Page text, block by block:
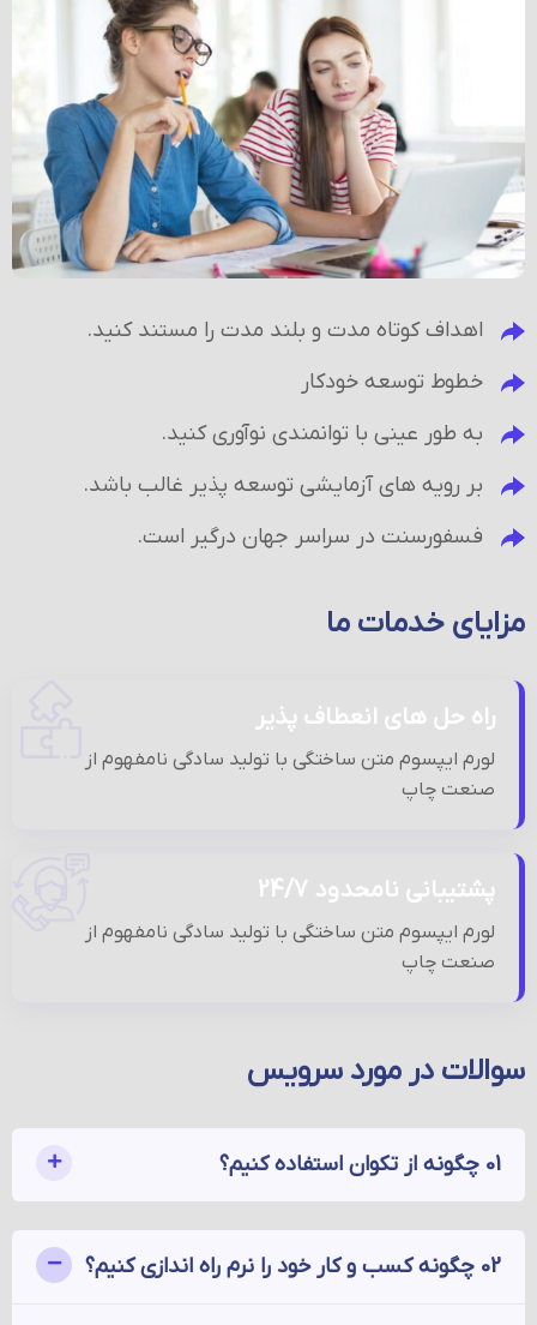
اهداف کوتاه مدت و بلند مدت را مستند کنید.
خطوط توسعه خودکار
به طور عینی با توانمندی نوآوری کنید.
بر رویه های آزمایشی توسعه پذیر غالب باشد.
فسفورسنت در سراسر جهان درگیر است.
مزایای خدمات ما
راه حل های انعطاف پذیر
لورم ایپسوم متن ساختگی با تولید سادگی نامفهوم از
صنعت چاپ
پشتیبانی نامحدود 24/7
لورم ایپسوم متن ساختگی با تولید سادگی نامفهوم از
صنعت چاپ
سوالات در مورد سرویس
01 چگونه از تکوان استفاده کنیم؟
02 چگونه کسب و کار خود را نرم راه اندازی کنیم؟